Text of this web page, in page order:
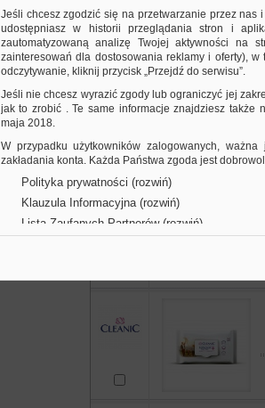
Jeśli chcesz zgodzić się na przetwarzanie przez nas
udostępniasz w historii przeglądania stron i
zautomatyzowaną analizę Twojej aktywności na
zainteresowań dla dostosowania reklamy i oferty),
odczytywanie, kliknij przycisk „Przejdź do serwisu”.
Jeśli nie chcesz wyrazić zgody lub ograniczyć jej
jak to zrobić . Te same informacje znajdziesz także
maja 2018.
W przypadku użytkowników zalogowanych,
zakładania konta. Każda Państwa zgoda jest
Polityka prywatności (rozwiń)
Klauzula Informacyjna (rozwiń)
Lista Zaufanych Partnerów (rozwiń)